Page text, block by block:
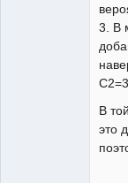
3. В
В
это